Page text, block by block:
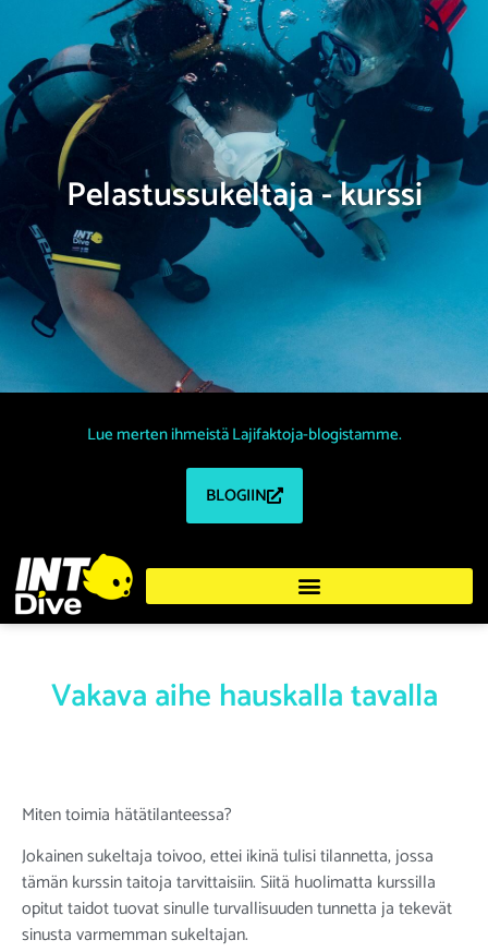
Pelastussukeltaja - kurssi
Lue merten ihmeistä Lajifaktoja-blogistamme.
BLOGIIN
Vakava aihe hauskalla tavalla
Miten toimia hätätilanteessa?
Jokainen sukeltaja toivoo, ettei ikinä tulisi tilannetta, jossa
tämän kurssin taitoja tarvittaisiin. Siitä huolimatta kurssilla
opitut taidot tuovat sinulle turvallisuuden tunnetta ja tekevät
sinusta varmemman sukeltajan.